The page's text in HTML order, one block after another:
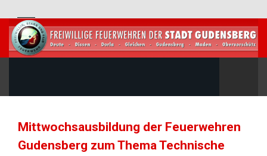
Mittwochsausbildung der Feuerwehren
Gudensberg zum Thema Technische